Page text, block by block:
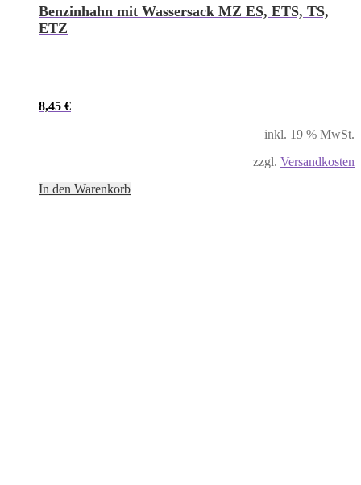
Benzinhahn mit Wassersack MZ ES, ETS, TS,
ETZ
8,45 €
inkl. 19 % MwSt.
zzgl. Versandkosten
In den Warenkorb